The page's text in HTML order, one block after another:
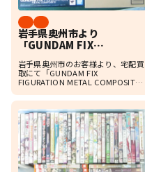
岩手県奥州市より
「GUNDAM FIX
FIGURATION METAL
COMPOSITE MS-07B グ
フ」を買取しました
岩手県奥州市のお客様より、宅配買
取にて「GUNDAM FIX
FIGURATION METAL COMPOSITE
した。 今回お送りいただいた商品
は、商品箱に加えて輸送箱も付属し
て […]